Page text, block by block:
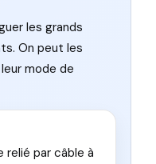
les grands
On peut les
mode de
relié par câble à